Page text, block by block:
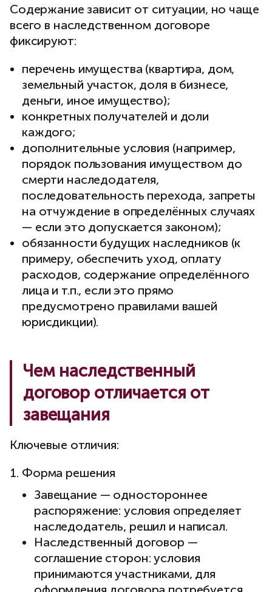
Содержание зависит от ситуации, но чаще
всего в наследственном договоре
фиксируют:
перечень имущества (квартира, дом,
земельный участок, доля в бизнесе,
деньги, иное имущество);
конкретных получателей и доли
каждого;
дополнительные условия (например,
порядок пользования имуществом до
смерти наследодателя,
последовательность перехода, запреты
на отчуждение в определённых случаях
— если это допускается законом);
обязанности будущих наследников (к
примеру, обеспечить уход, оплату
расходов, содержание определённого
лица и т.п., если это прямо
предусмотрено правилами вашей
юрисдикции).
Чем наследственный
договор отличается от
завещания
Ключевые отличия:
Форма решения
Завещание — одностороннее
распоряжение: условия определяет
наследодатель, решил и написал.
Наследственный договор —
соглашение сторон: условия
принимаются участниками, для